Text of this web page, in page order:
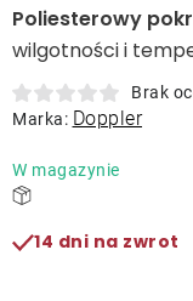
Produkty
Kolekcja
Poliesterowy
wilgotności i
Brak
Marka: Doppler
W magazynie
14 dni na zwrot